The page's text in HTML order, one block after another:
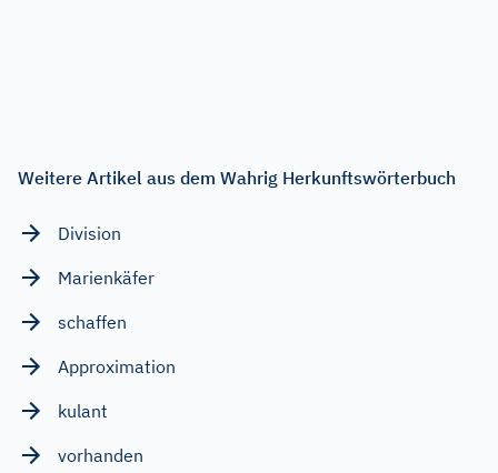
Weitere Artikel aus dem Wahrig Herkunftswörterbuch
Division
Marienkäfer
schaffen
Approximation
kulant
vorhanden